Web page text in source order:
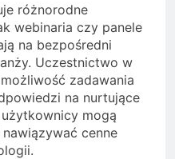
różnorodne
webinaria czy panele
na bezpośredni
Uczestnictwo w
zadawania
na nurtujące
mogą
cenne